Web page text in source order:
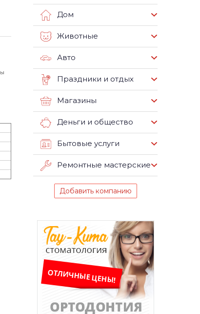
Дом
Животные
Авто
Праздники и отдых
Магазины
Деньги и общество
Бытовые услуги
Ремонтные мастерские
Добавить компанию